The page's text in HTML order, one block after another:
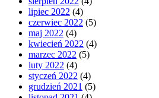
lipiec 2022 (4)
czerwiec 2022 (5)
maj 2022 (4)
kwiecień 2022 (4)
marzec 2022 (5)
luty 2022 (4)
styczeń 2022 (4)
grudzień 2021 (5)